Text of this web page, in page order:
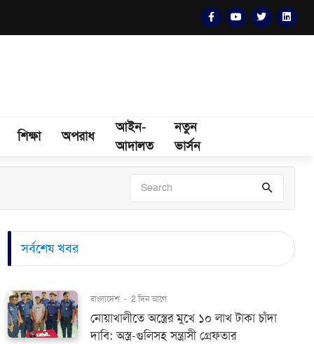
শিক্ষা অপরাধ
আইন-
আদালত
নতুন
ভার্সন
সর্বশেষ খবর
বাংলাদেশ - 2 দিন আগে
নোয়াখালীতে অস্ত্রের মুখে ১০ লাখ টাকা চাঁদা
দাবি: অস্ত্র-গুলিসহ সন্ত্রাসী গ্রেফতার